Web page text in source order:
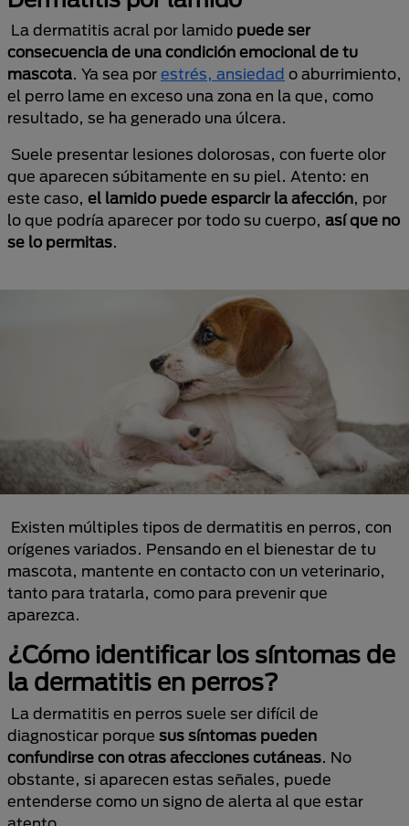
La dermatitis acral por lamido puede ser
consecuencia de una condición emocional de tu
mascota. Ya sea por estrés, ansiedad o aburrimiento,
el perro lame en exceso una zona en la que, como
resultado, se ha generado una úlcera.
Suele presentar lesiones dolorosas, con fuerte olor
que aparecen súbitamente en su piel. Atento: en
este caso, el lamido puede esparcir la afección, por
lo que podría aparecer por todo su cuerpo, así que no
se lo permitas.
Existen múltiples tipos de dermatitis en perros, con
orígenes variados. Pensando en el bienestar de tu
mascota, mantente en contacto con un veterinario,
tanto para tratarla, como para prevenir que
aparezca.
¿Cómo identificar los síntomas de
la dermatitis en perros?
La dermatitis en perros suele ser difícil de
diagnosticar porque sus síntomas pueden
confundirse con otras afecciones cutáneas. No
obstante, si aparecen estas señales, puede
entenderse como un signo de alerta al que estar